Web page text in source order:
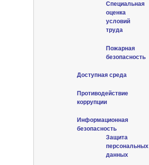
Специальная
оценка
условий
труда
Пожарная
безопасность
Доступная среда
Противодействие
коррупции
Информационная
безопасность
Защита
персональных
данных